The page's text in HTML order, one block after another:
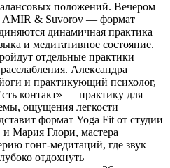
положений. Вечером
AMIR & Suvorov — формат
динамичная практика
и медитативное состояние.
отдельные практики
Александра
и практикующий психолог,
контакт» — практику для
ощущения легкости
формат Yoga Fit от студии
Мария Глори, мастера
гонг-медитаций, где звук
отдохнуть